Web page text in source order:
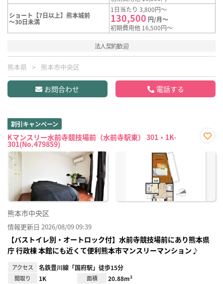
ショート【7日以上】熊本城前
～30日未満
1日当たり 3,800円～
130,500 円/月～
初期費用他 16,500円～
法人契約歓迎
熊本県 熊本市中央区
お問合わせ 電話する
割引キャンペーン
Kマンスリー水前寺競技場前（水前寺駅東） 301・1K-
301(No.479859)
に入
熊本市中央区
情報更新日 2026/08/09 09:39
【バストイレ別・オートロック付】水前寺競技場前にあり熊本県
庁 行政棟 本館にも近くて便利熊本市マンスリーマンション♪
アクセス 名鉄豊川線「国府駅」徒歩15分
間取り 1K 面積 20.88m²